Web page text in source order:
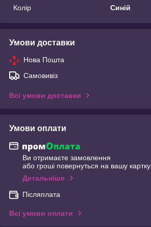
Колір
Синій
Умови доставки
Нова Пошта
Самовивіз
Всі умови доставки
Умови оплати
Ви отримаєте замовлення
або гроші повернуться на вашу картку
Детальніше
Післяплата
Всі умови оплати